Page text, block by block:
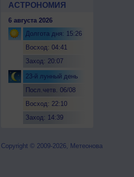
АСТРОНОМИЯ
6 августа 2026
Долгота дня: 15:26
Восход: 04:41
Заход: 20:07
23-й лунный день
Посл.четв. 06/08
Восход: 22:10
Заход: 14:39
Copyright © 2009-2026, Метеонова